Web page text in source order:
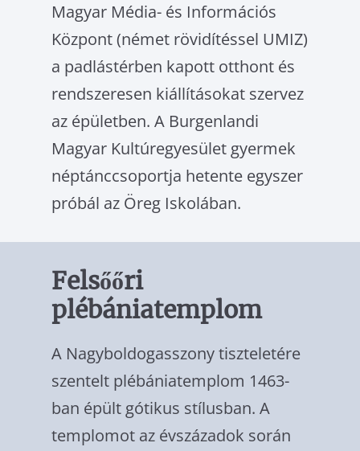
Magyar Média- és Információs
Központ (német rövidítéssel UMIZ)
a padlástérben kapott otthont és
rendszeresen kiállításokat szervez
az épületben. A Burgenlandi
Magyar Kultúregyesület gyermek
néptánccsoportja hetente egyszer
próbál az Öreg Iskolában.
Felsőőri
plébániatemplom
A Nagyboldogasszony tiszteletére
szentelt plébániatemplom 1463-
ban épült gótikus stílusban. A
templomot az évszázadok során